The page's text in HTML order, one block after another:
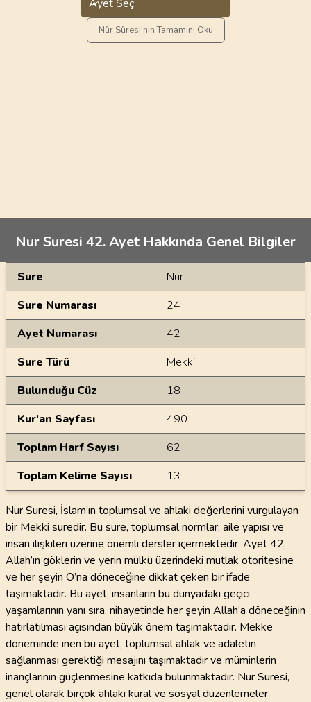
Ayet Seç
Nûr Sûresi'nin Tamamını Oku
Nur Suresi 42. Ayet Hakkında Genel Bilgiler
Genel Bilgiler
Sure
Nur
Sure Numarası
24
Ayet Numarası
42
Sure Türü
Mekki
Bulunduğu Cüz
18
Kur'an Sayfası
490
Toplam Harf Sayısı
62
Toplam Kelime Sayısı
13
Nur Suresi, İslam’ın toplumsal ve ahlaki değerlerini vurgulayan
bir Mekki suredir. Bu sure, toplumsal normlar, aile yapısı ve
insan ilişkileri üzerine önemli dersler içermektedir. Ayet 42,
Allah’ın göklerin ve yerin mülkü üzerindeki mutlak otoritesine
ve her şeyin O’na döneceğine dikkat çeken bir ifade
taşımaktadır. Bu ayet, insanların bu dünyadaki geçici
yaşamlarının yanı sıra, nihayetinde her şeyin Allah’a döneceğinin
hatırlatılması açısından büyük önem taşımaktadır. Mekke
döneminde inen bu ayet, toplumsal ahlak ve adaletin
sağlanması gerektiği mesajını taşımaktadır ve müminlerin
inançlarının güçlenmesine katkıda bulunmaktadır. Nur Suresi,
genel olarak birçok ahlaki kural ve sosyal düzenlemeler